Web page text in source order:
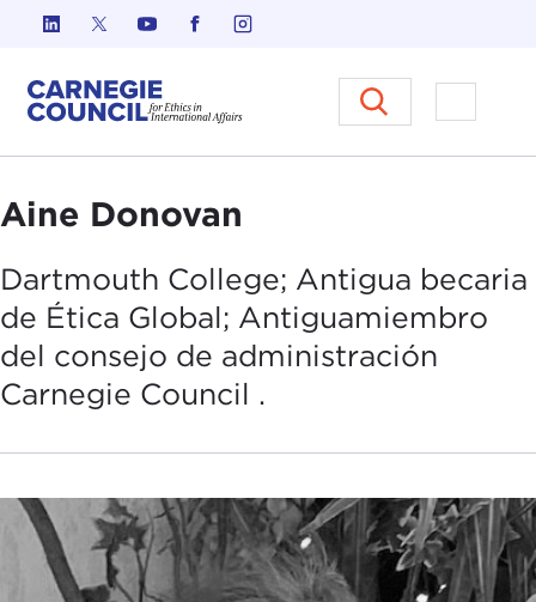
Ir al contenido
Carnegie Council sobre Ética
Abrir el
Aine Donovan
Dartmouth College; Antigua becaria
de Ética Global; Antiguamiembro
del consejo de administración
Carnegie Council .